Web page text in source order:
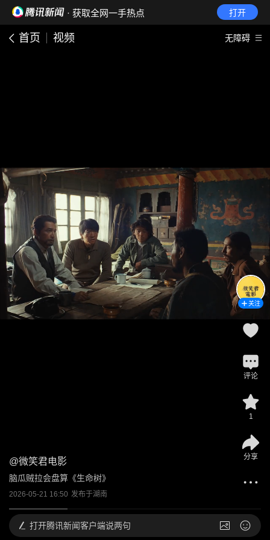
· 获取全网一手热点 打开
首页 视频 无障碍
@微笑君电影
脑瓜贼拉会盘算《生命树》
2026-05-21 16:50 发布于湖南
关注
评论
1
分享
打开腾讯新闻客户端说两句